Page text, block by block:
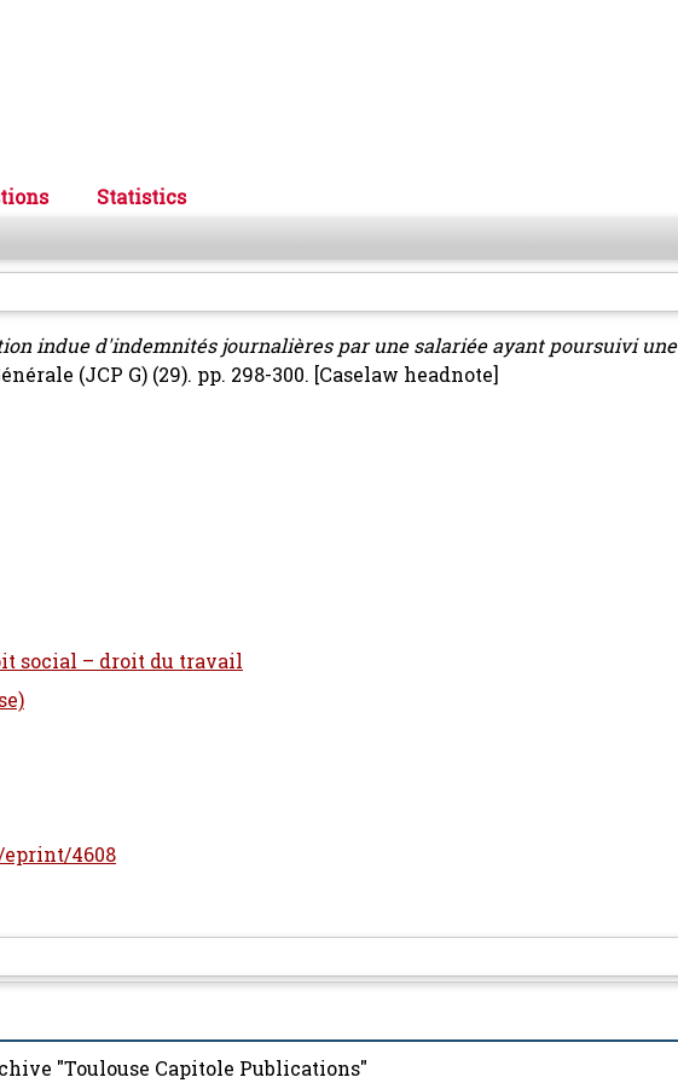
Statistics
indue d'indemnités journalières par une salariée ayant poursuivi une
(JCP G) (29). pp. 298-300. [Caselaw headnote]
social – droit du travail
4608
"Toulouse Capitole Publications"